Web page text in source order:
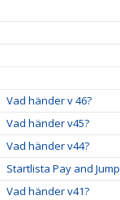
Vad händer v 46?
Vad händer v45?
Vad händer v44?
Startlista Pay and Jump
Vad händer v41?